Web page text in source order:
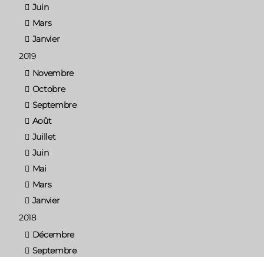
Juin
Mars
Janvier
2019
Novembre
Octobre
Septembre
Août
Juillet
Juin
Mai
Mars
Janvier
2018
Décembre
Septembre